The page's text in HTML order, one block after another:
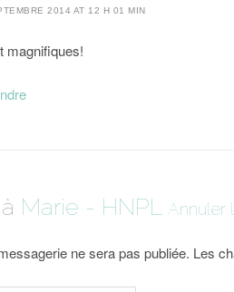
2014 AT 12 H 01 MIN
magnifiques!
Marie - HNPL Annuler
ne sera pas publiée. Les